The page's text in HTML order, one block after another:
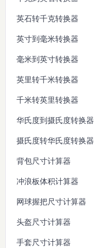
英石转千克转换器
英寸到毫米转换器
毫米到英寸转换器
英里转千米转换器
千米转英里转换器
华氏度到摄氏度转换器
摄氏度转华氏度转换器
背包尺寸计算器
冲浪板体积计算器
网球握把尺寸计算器
头盔尺寸计算器
手套尺寸计算器